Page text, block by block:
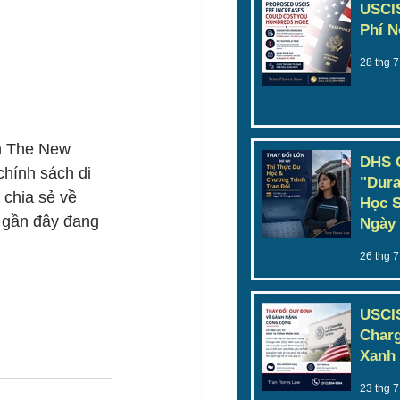
The New
sách di
sẻ về
đây đang
Phí
28 thg 7
DHS
Học
Ngày
26 thg 7
23 thg 7